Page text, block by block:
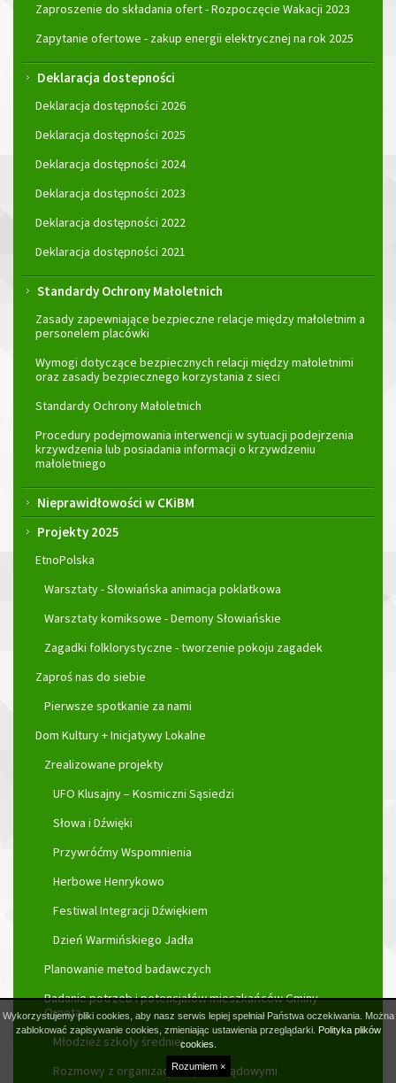
Zaproszenie do składania ofert - Rozpoczęcie Wakacji 2023
Zapytanie ofertowe - zakup energii elektrycznej na rok 2025
Deklaracja dostepności
Deklaracja dostępności 2026
Deklaracja dostępności 2025
Deklaracja dostępności 2024
Deklaracja dostępności 2023
Deklaracja dostępności 2022
Deklaracja dostępności 2021
Standardy Ochrony Małoletnich
Zasady zapewniające bezpieczne relacje między małoletnim a
personelem placówki
Wymogi dotyczące bezpiecznych relacji między małoletnimi
oraz zasady bezpiecznego korzystania z sieci
Standardy Ochrony Małoletnich
Procedury podejmowania interwencji w sytuacji podejrzenia
krzywdzenia lub posiadania informacji o krzywdzeniu
małoletniego
Nieprawidłowości w CKiBM
Projekty 2025
EtnoPolska
Warsztaty - Słowiańska animacja poklatkowa
Warsztaty komiksowe - Demony Słowiańskie
Zagadki folklorystyczne - tworzenie pokoju zagadek
Zaproś nas do siebie
Pierwsze spotkanie za nami
Dom Kultury + Inicjatywy Lokalne
Zrealizowane projekty
UFO Klusajny – Kosmiczni Sąsiedzi
Słowa i Dźwięki
Przywróćmy Wspomnienia
Herbowe Henrykowo
Festiwal Integracji Dźwiękiem
Dzień Warmińskiego Jadła
Planowanie metod badawczych
Badanie potrzeb i potencjałów mieszkańców Gminy
Orneta
Młodzież szkoły średniej
Rozmowy z organizacjami pozarządowymi
Wykorzystujemy pliki cookies, aby nasz serwis lepiej spełniał Państwa oczekiwania. Można
zablokować zapisywanie cookies, zmieniając ustawienia przeglądarki. Polityka plików
cookies.
Rozumiem ×